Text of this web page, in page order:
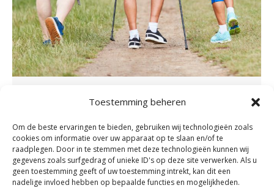
Toestemming beheren
Om de beste ervaringen te bieden, gebruiken wij technologieën zoals
cookies om informatie over uw apparaat op te slaan en/of te
raadplegen. Door in te stemmen met deze technologieën kunnen wij
gegevens zoals surfgedrag of unieke ID's op deze site verwerken. Als u
geen toestemming geeft of uw toestemming intrekt, kan dit een
nadelige invloed hebben op bepaalde functies en mogelijkheden.
Osteoporose. Wat is het en wat
Nieuws Byfydeevitae maart 8, 2023
Wanneer de botten meer dan gemiddeld
verzwakt zijn spreken we van osteoporose. Dit
komt vooral voor bij mensen boven de 50 jaar